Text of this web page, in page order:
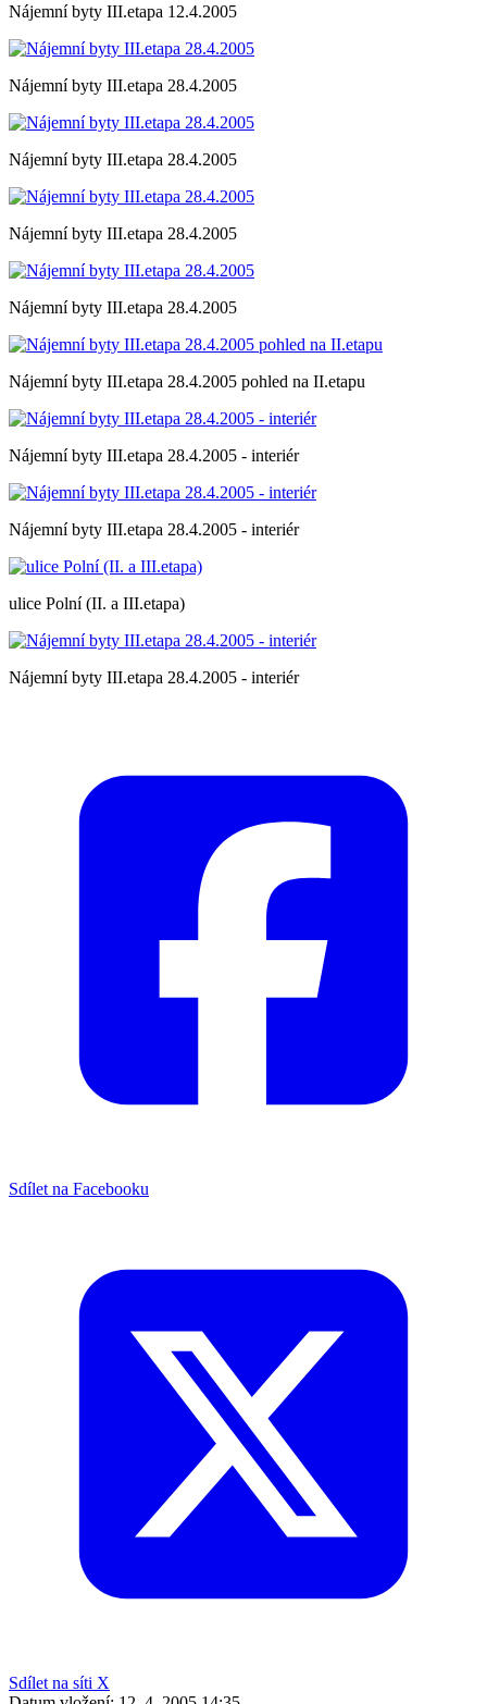
Nájemní byty III.etapa 12.4.2005
Nájemní byty III.etapa 28.4.2005
Nájemní byty III.etapa 28.4.2005
Nájemní byty III.etapa 28.4.2005
Nájemní byty III.etapa 28.4.2005
Nájemní byty III.etapa 28.4.2005 pohled na II.etapu
Nájemní byty III.etapa 28.4.2005 - interiér
Nájemní byty III.etapa 28.4.2005 - interiér
ulice Polní (II. a III.etapa)
Nájemní byty III.etapa 28.4.2005 - interiér
Sdílet na Facebooku
Sdílet na síti X